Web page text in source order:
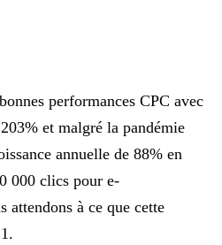
performances CPC avec
et malgré la pandémie
annuelle de 88% en
000 clics pour e-
attendons à ce que cette